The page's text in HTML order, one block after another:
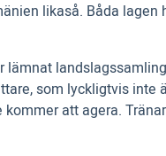
likaså. Båda lagen
som lyckligtvis inte
att agera.